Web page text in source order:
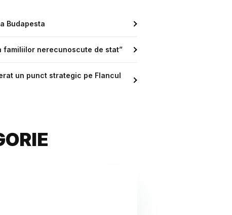
Budapesta
familiilor nerecunoscute de stat”
un punct strategic pe Flancul